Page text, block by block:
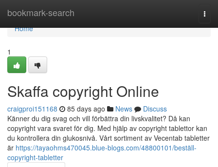
bookmark-search
Home
Home
1
Skaffa copyright Online
craigproi151168 85 days ago News
Discuss
Känner du dig svag och vill förbättra din livskvalitet? Då kan
copyright vara svaret för dig. Med hjälp av copyright tablettor kan
du kontrollera din glukosnivå. Vårt sortiment av Vecentab tabletter
är https://tayaohms470045.blue-blogs.com/48800101/beställ-
copyright-tabletter